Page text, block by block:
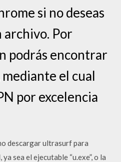
si no deseas
archivo. Por
podrás encontrar
el cual
por excelencia
descargar ultrasurf para
sea el ejecutable “u.exe”, o la